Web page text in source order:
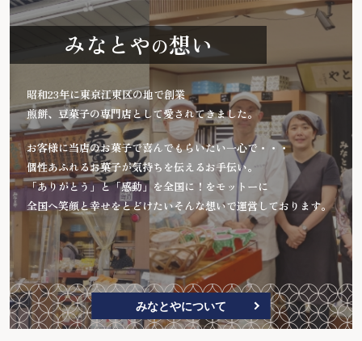
みなとやの想い
昭和23年に東京江東区の地で創業
煎餅、豆菓子の専門店として愛されてきました。
お客様に当店のお菓子で喜んでもらいたい一心で・・・
個性あふれるお菓子が気持ちを伝えるお手伝い。
「ありがとう」と「感動」を全国に！をモットーに
全国へ笑顔と幸せをとどけたいそんな想いで運営しております。
みなとやについて